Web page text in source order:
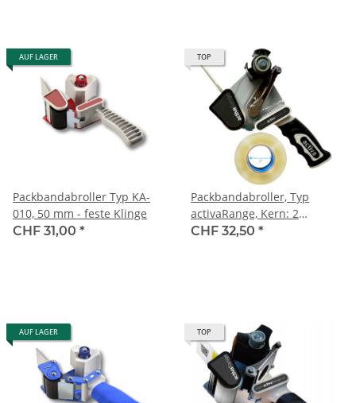
AUF LAGER
Packbandabroller Typ KA-
010, 50 mm - feste Klinge
CHF 31,00 *
TOP
Packbandabroller, Typ
activaRange, Kern: 2
inches/5.08 cm, Abroller für
CHF 32,50 *
AUF LAGER TOP